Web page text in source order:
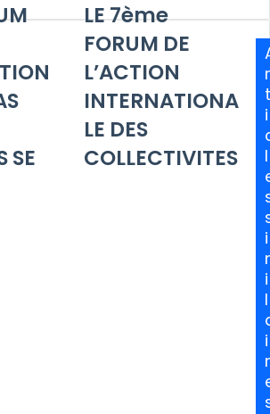
SE
LE 7ème
FORUM DE
L’ACTION
INTERNATIONA
LE DES
COLLECTIVITES
r
t
i
l
i
i
l
i
r